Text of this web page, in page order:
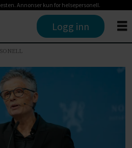
Annonser kun for helsepersonell.
Logg inn